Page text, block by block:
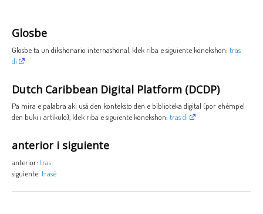
Glosbe
Glosbe ta un dikshonario internashonal, klek riba e siguiente konekshon: tras
di
Dutch Caribbean Digital Platform (DCDP)
Pa mira e palabra aki usá den konteksto den e biblioteka digital (por ehèmpel
den buki i artíkulo), klek riba e siguiente konekshon: tras di
anterior i siguiente
anterior: tras
siguiente: trasé